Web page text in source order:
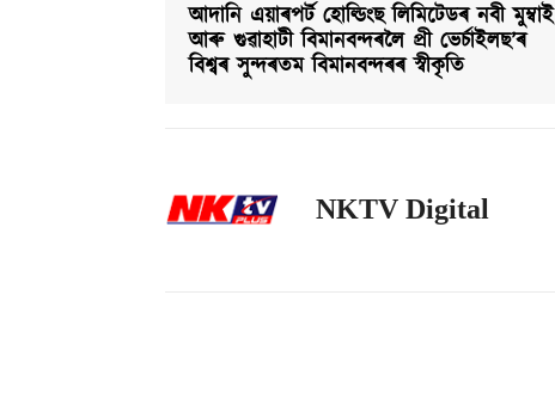
আদানি এয়াৰপৰ্ট হোল্ডিংছ লিমিটেডৰ নবী মুম্বাই
আৰু গুৱাহাটী বিমানবন্দৰলৈ প্ৰী ভেৰ্চাইলছ’ৰ
বিশ্বৰ সুন্দৰতম বিমানবন্দৰৰ স্বীকৃতি
NKTV Digital